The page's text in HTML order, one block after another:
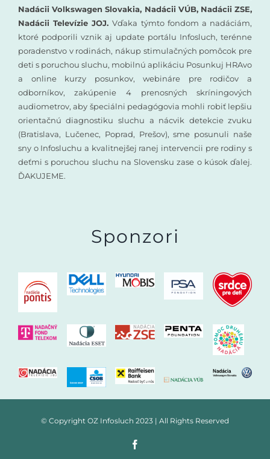
Nadácii Volkswagen Slovakia, Nadácii VÚB, Nadácii ZSE,
Nadácii Televízie JOJ.Vďaka týmto fondom a nadáciám,
ktoré podporili vznik aj update portálu Infosluch, terénne
poradenstvo v rodinách, nákup stimulačných pomôcok pre
deti s poruchou sluchu, mobilnú aplikáciu Posunkuj HRAvo
a online kurzy posunkov, webináre pre rodičov a
odborníkov, zakúpenie 4 prenosných skríningových
audiometrov, aby špeciálni pedagógovia mohli robiť lepšiu
orientačnú diagnostiku sluchu a nácvik detekcie zvuku
(Bratislava, Lučenec, Poprad, Prešov), sme posunuli naše
sny o Infosluchu a kvalitnejšej ranej intervencii pre rodiny s
deťmi s poruchou sluchu na Slovensku zase o kúsok ďalej.
ĎAKUJEME.
Sponzori
© Copyright OZ Infosluch 2023 | All Rights Reserved